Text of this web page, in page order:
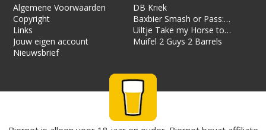
Algemene Voorwaarden
Copyright
Links
Jouw eigen account
Nieuwsbrief
DB Kriek
Baxbier Smash or Pass:
Strata
Uiltje Take my Horse to
the Hotel Room
Muifel 2 Guys 2 Barrels